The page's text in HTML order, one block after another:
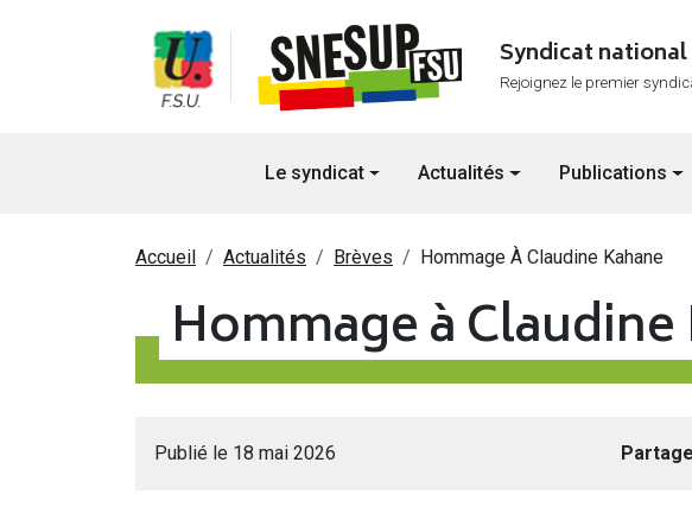
Syndicat
Rejoignez le premier
Le syndicat Actualités Publications
Fil d'Ariane
Accueil Actualités Brèves Hommage À Claudine Kahane
Hommage à Claudine
Publié le 18 mai 2026